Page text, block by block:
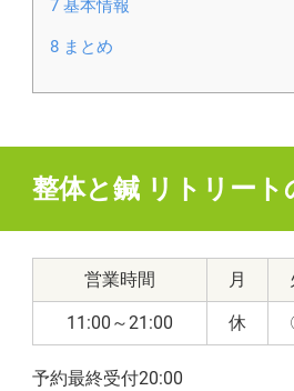
7基本情報
8まとめ
整体と鍼 リトリート
営業時間 月
11:00～21:00 休
予約最終受付20:00